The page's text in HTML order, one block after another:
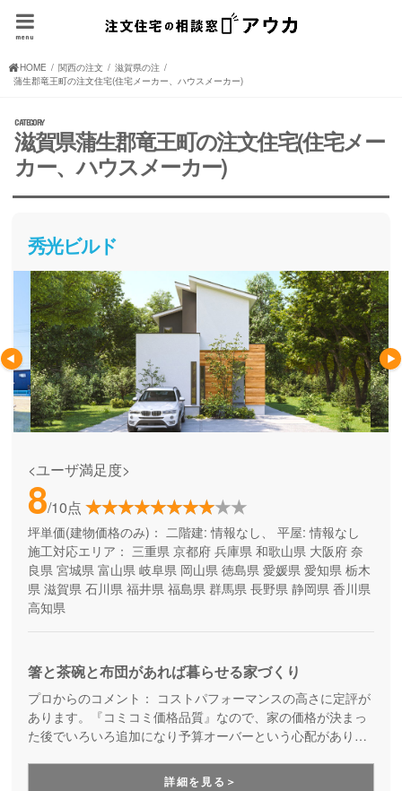
menu
HOME 関西の注文住宅(住宅メーカー、ハウスメーカー)
滋賀県の注文住宅(住宅メーカー、ハウスメーカー)
蒲生郡竜王町の注文住宅(住宅メーカー、ハウスメーカー)
滋賀県蒲生郡竜王町の注文住宅(住宅メー
カー、ハウスメーカー)
秀光ビルド
<ユーザ満足度>
8/10点
坪単価(建物価格のみ)： 二階建: 情報なし、 平屋: 情報なし
施工対応エリア： 三重県 京都府 兵庫県 和歌山県 大阪府 奈
良県 宮城県 富山県 岐阜県 岡山県 徳島県 愛媛県 愛知県 栃木
県 滋賀県 石川県 福井県 福島県 群馬県 長野県 静岡県 香川県
高知県
箸と茶碗と布団があれば暮らせる家づくり
プロからのコメント： コストパフォーマンスの高さに定評が
あります。『コミコミ価格品質』なので、家の価格が決まっ
た後でいろいろ追加になり予算オーバーという心配がありま
詳細を見る＞